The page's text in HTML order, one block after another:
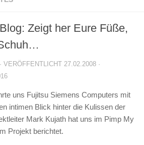
Zeigt her Eure Füße,
· VERÖFFENTLICHT 27.02.2008 ·
uns Fujitsu Siemens Computers mit
intimen Blick hinter die Kulissen der
Mark Kujath hat uns im Pimp My
Projekt berichtet.